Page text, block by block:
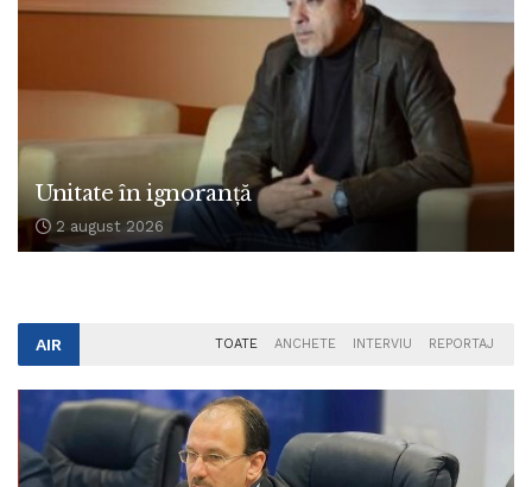
Unitate în ignoranță
2 august 2026
AIR TOATE ANCHETE INTERVIU REPORTAJ